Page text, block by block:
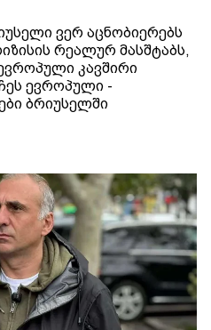
ვერ აცნობიერებს
რეალურ მასშტაბს,
კავშირი
ევროპული -
ბრიუსელში